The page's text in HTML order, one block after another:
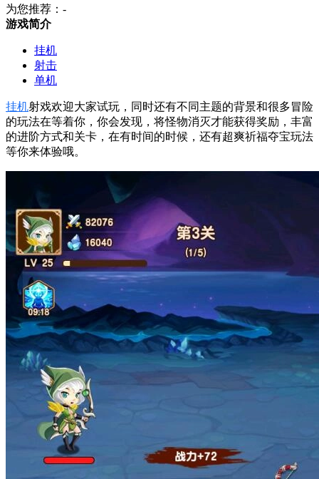
为您推荐：-
游戏简介
挂机
射击
单机
挂机射戏欢迎大家试玩，同时还有不同主题的背景和很多冒险
的玩法在等着你，你会发现，将怪物消灭才能获得奖励，丰富
的进阶方式和关卡，在有时间的时候，还有超爽祈福夺宝玩法
等你来体验哦。